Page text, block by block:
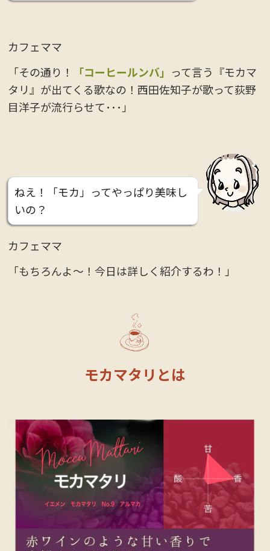
カフェママ
「その通り！
「コーヒールンバ」 って言う『モカマ
タリ』が出てくる歌なの！西田佐知子が歌って荻野
目洋子が流行らせて･･･」
ねえ！「モカ」ってやっぱり美味し
いの？
カフェママ
「もちろんよ〜！今日は詳しく紹介するわ！」
モカマタリとは